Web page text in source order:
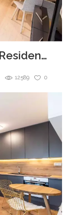
Dizajnové bývanie v Urban Residence
0
12589